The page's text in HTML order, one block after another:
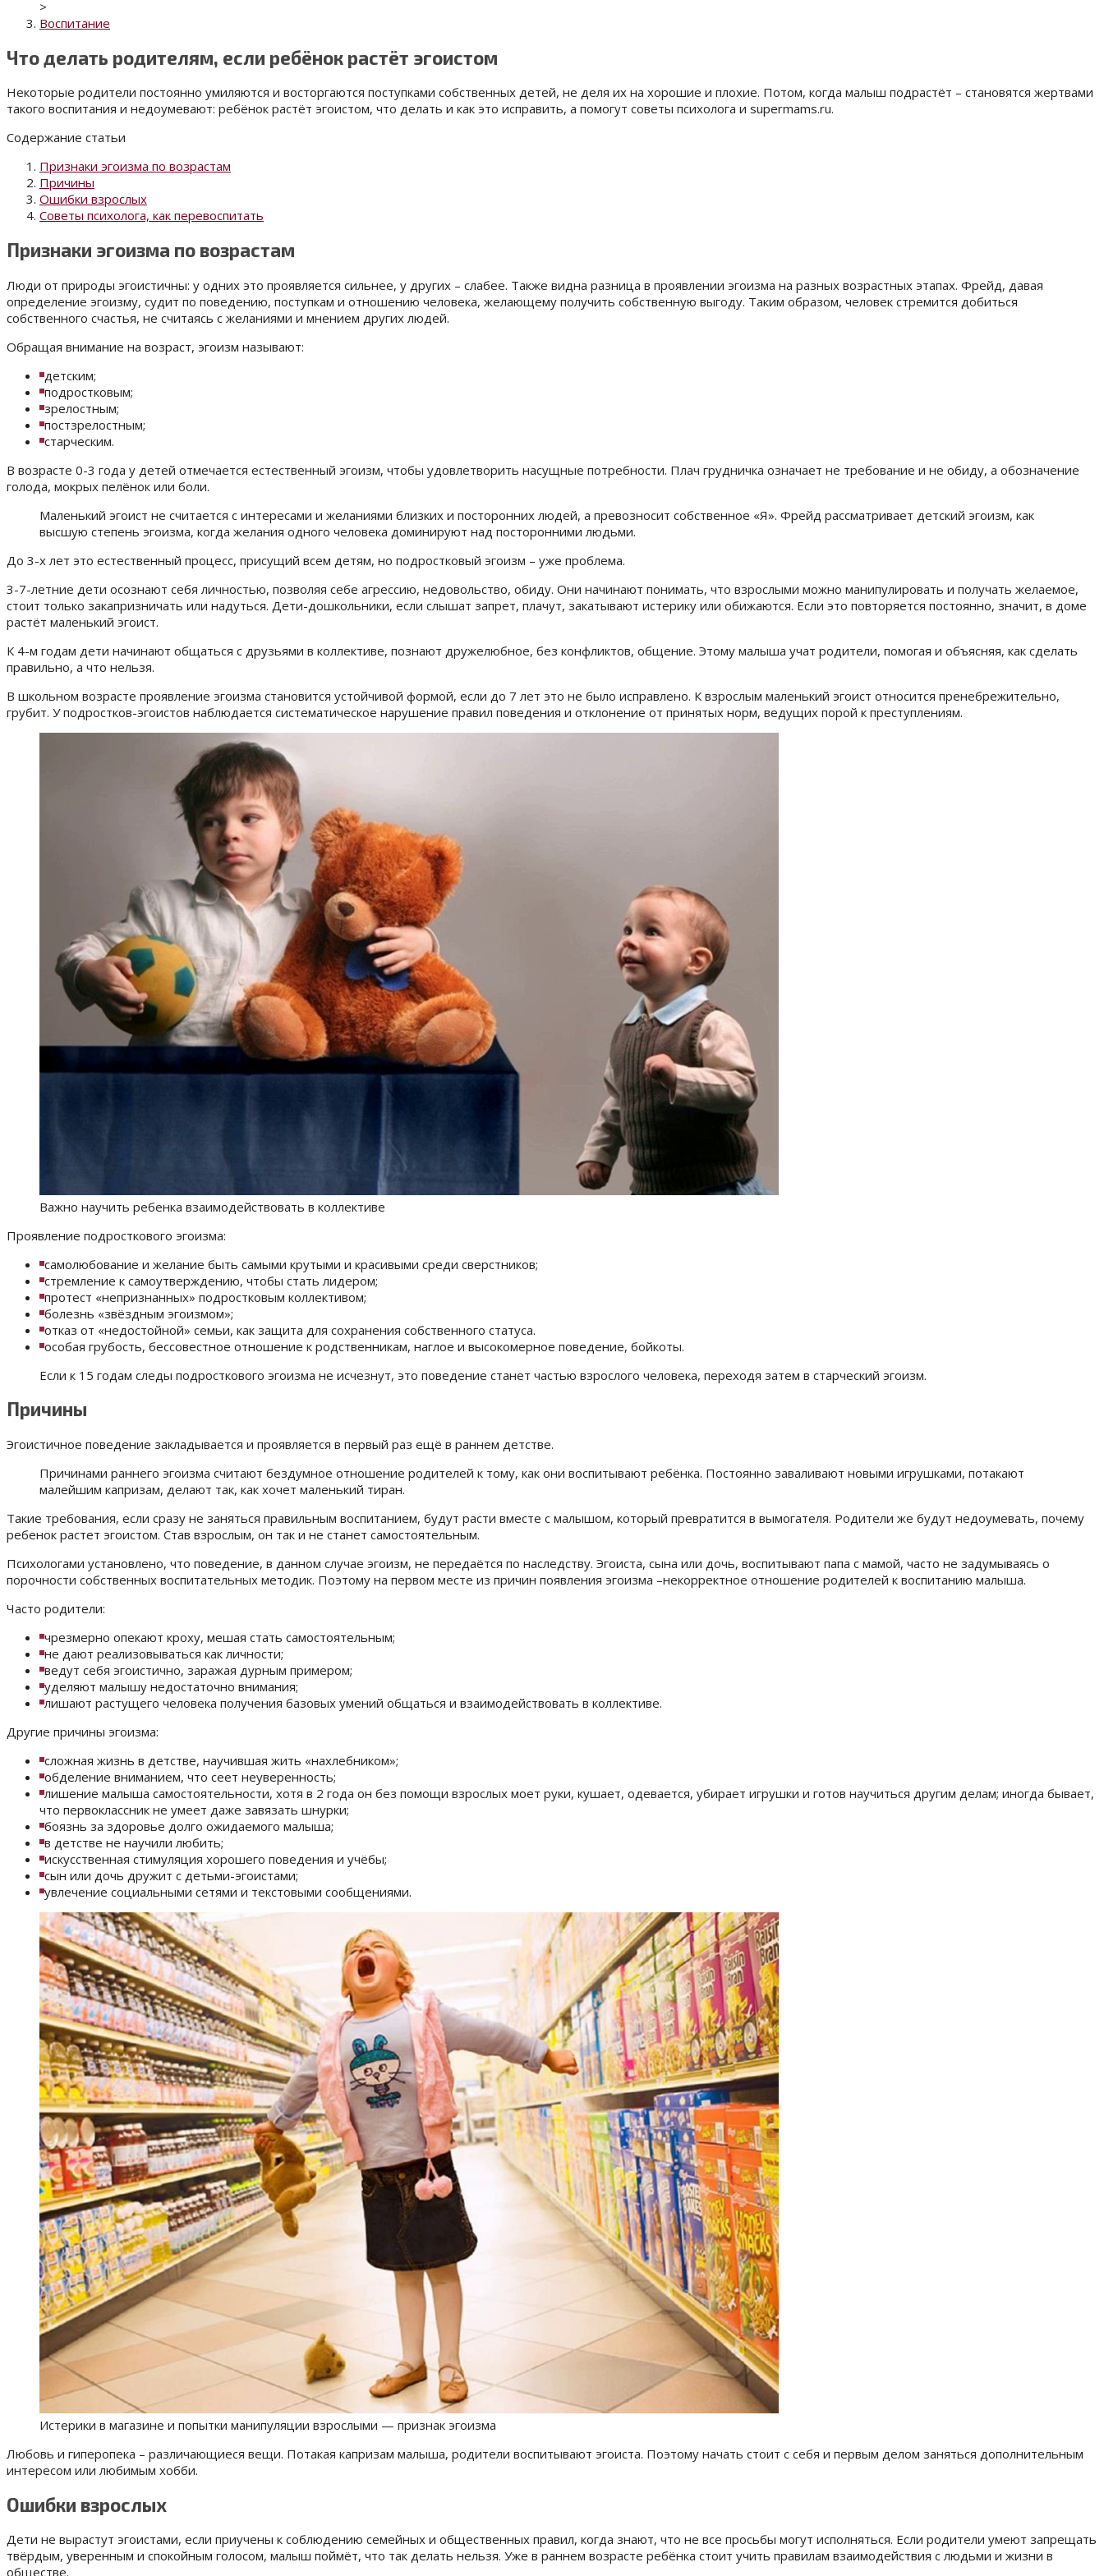
>
Воспитание
Что делать родителям, если ребёнок растёт эгоистом
Некоторые родители постоянно умиляются и восторгаются поступками собственных детей, не деля их на хорошие и плохие. Потом, когда малыш подрастёт – становятся жертвами
такого воспитания и недоумевают: ребёнок растёт эгоистом, что делать и как это исправить, а помогут советы психолога и supermams.ru.
Содержание статьи
Признаки эгоизма по возрастам
Причины
Ошибки взрослых
Советы психолога, как перевоспитать
Признаки эгоизма по возрастам
Люди от природы эгоистичны: у одних это проявляется сильнее, у других – слабее. Также видна разница в проявлении эгоизма на разных возрастных этапах. Фрейд, давая
определение эгоизму, судит по поведению, поступкам и отношению человека, желающему получить собственную выгоду. Таким образом, человек стремится добиться
собственного счастья, не считаясь с желаниями и мнением других людей.
Обращая внимание на возраст, эгоизм называют:
детским;
подростковым;
зрелостным;
постзрелостным;
старческим.
В возрасте 0-3 года у детей отмечается естественный эгоизм, чтобы удовлетворить насущные потребности. Плач грудничка означает не требование и не обиду, а обозначение
голода, мокрых пелёнок или боли.
Маленький эгоист не считается с интересами и желаниями близких и посторонних людей, а превозносит собственное «Я». Фрейд рассматривает детский эгоизм, как
высшую степень эгоизма, когда желания одного человека доминируют над посторонними людьми.
До 3-х лет это естественный процесс, присущий всем детям, но подростковый эгоизм – уже проблема.
3-7-летние дети осознают себя личностью, позволяя себе агрессию, недовольство, обиду. Они начинают понимать, что взрослыми можно манипулировать и получать желаемое,
стоит только закапризничать или надуться. Дети-дошкольники, если слышат запрет, плачут, закатывают истерику или обижаются. Если это повторяется постоянно, значит, в доме
растёт маленький эгоист.
К 4-м годам дети начинают общаться с друзьями в коллективе, познают дружелюбное, без конфликтов, общение. Этому малыша учат родители, помогая и объясняя, как сделать
правильно, а что нельзя.
В школьном возрасте проявление эгоизма становится устойчивой формой, если до 7 лет это не было исправлено. К взрослым маленький эгоист относится пренебрежительно,
грубит. У подростков-эгоистов наблюдается систематическое нарушение правил поведения и отклонение от принятых норм, ведущих порой к преступлениям.
Важно научить ребенка взаимодействовать в коллективе
Проявление подросткового эгоизма:
самолюбование и желание быть самыми крутыми и красивыми среди сверстников;
стремление к самоутверждению, чтобы стать лидером;
протест «непризнанных» подростковым коллективом;
болезнь «звёздным эгоизмом»;
отказ от «недостойной» семьи, как защита для сохранения собственного статуса.
особая грубость, бессовестное отношение к родственникам, наглое и высокомерное поведение, бойкоты.
Если к 15 годам следы подросткового эгоизма не исчезнут, это поведение станет частью взрослого человека, переходя затем в старческий эгоизм.
Причины
Эгоистичное поведение закладывается и проявляется в первый раз ещё в раннем детстве.
Причинами раннего эгоизма считают бездумное отношение родителей к тому, как они воспитывают ребёнка. Постоянно заваливают новыми игрушками, потакают
малейшим капризам, делают так, как хочет маленький тиран.
Такие требования, если сразу не заняться правильным воспитанием, будут расти вместе с малышом, который превратится в вымогателя. Родители же будут недоумевать, почему
ребенок растет эгоистом. Став взрослым, он так и не станет самостоятельным.
Психологами установлено, что поведение, в данном случае эгоизм, не передаётся по наследству. Эгоиста, сына или дочь, воспитывают папа с мамой, часто не задумываясь о
порочности собственных воспитательных методик. Поэтому на первом месте из причин появления эгоизма –некорректное отношение родителей к воспитанию малыша.
Часто родители:
чрезмерно опекают кроху, мешая стать самостоятельным;
не дают реализовываться как личности;
ведут себя эгоистично, заражая дурным примером;
уделяют малышу недостаточно внимания;
лишают растущего человека получения базовых умений общаться и взаимодействовать в коллективе.
Другие причины эгоизма:
сложная жизнь в детстве, научившая жить «нахлебником»;
обделение вниманием, что сеет неуверенность;
лишение малыша самостоятельности, хотя в 2 года он без помощи взрослых моет руки, кушает, одевается, убирает игрушки и готов научиться другим делам; иногда бывает,
что первоклассник не умеет даже завязать шнурки;
боязнь за здоровье долго ожидаемого малыша;
в детстве не научили любить;
искусственная стимуляция хорошего поведения и учёбы;
сын или дочь дружит с детьми-эгоистами;
увлечение социальными сетями и текстовыми сообщениями.
Истерики в магазине и попытки манипуляции взрослыми — признак эгоизма
Любовь и гиперопека – различающиеся вещи. Потакая капризам малыша, родители воспитывают эгоиста. Поэтому начать стоит с себя и первым делом заняться дополнительным
интересом или любимым хобби.
Ошибки взрослых
Дети не вырастут эгоистами, если приучены к соблюдению семейных и общественных правил, когда знают, что не все просьбы могут исполняться. Если родители умеют запрещать
твёрдым, уверенным и спокойным голосом, малыш поймёт, что так делать нельзя. Уже в раннем возрасте ребёнка стоит учить правилам взаимодействия с людьми и жизни в
обществе.